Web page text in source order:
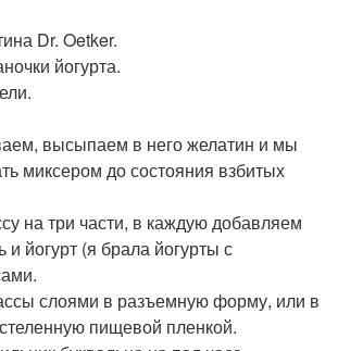
Dr. Oetker.
йогурта.
высыпаем в него желатин и мы
миксером до состояния взбитых
на три части, в каждую добавляем
и йогурт (я брала йогурты с
слоями в разъемную форму, или в
пищевой пленкой.